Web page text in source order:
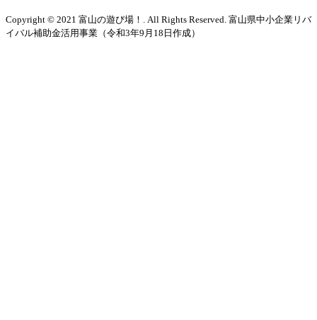
Copyright © 2021 富山の遊び場！. All Rights Reserved. 富山県中小企業リバ
イバル補助金活用事業（令和3年9月18日作成）